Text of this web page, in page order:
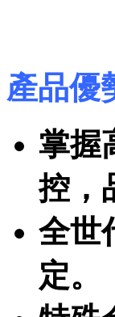
產品優
掌握
控，
全世
定。